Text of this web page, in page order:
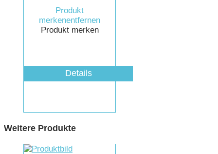
Produkt
merkenentfernen
Produkt merken
Details
Weitere Produkte